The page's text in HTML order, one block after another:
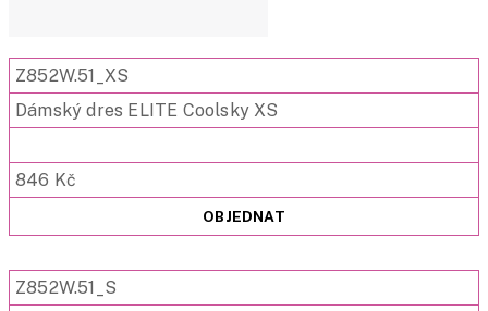
Z852W.51_XS
Dámský dres ELITE Coolsky XS
846 Kč
OBJEDNAT
Z852W.51_S